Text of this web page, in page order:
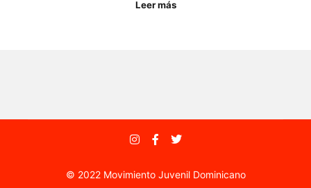
Leer más
© 2022 Movimiento Juvenil Dominicano